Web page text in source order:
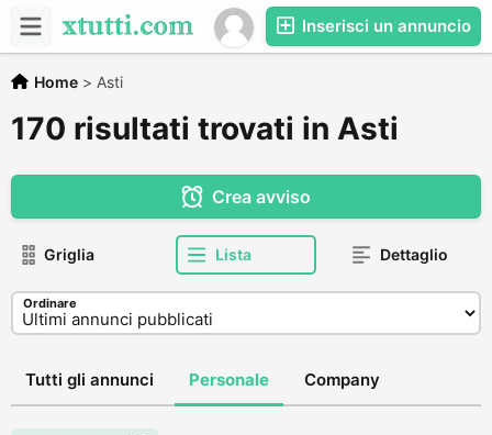
Inserisci un annuncio
Home > Asti
170 risultati trovati in Asti
Crea avviso
Griglia Lista Dettaglio
Ordinare
Tutti gli annunci Personale Company